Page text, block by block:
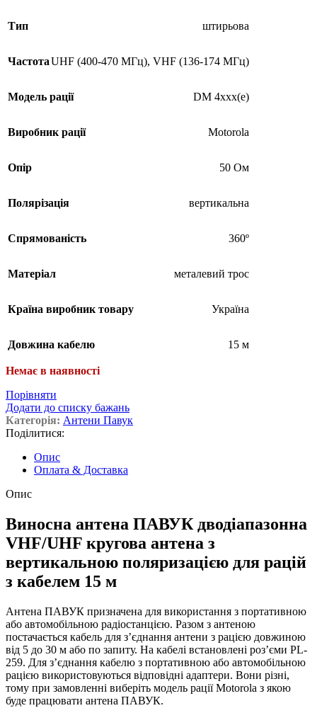
Тип штирьова
ЧастотаUHF (400-470 МГц), VHF (136-174 МГц)
Модель рації DM 4xxx(e)
Виробник рації Motorola
Опір 50 Ом
Полярізація вертикальна
Спрямованість 360º
Матеріал металевий трос
Країна виробник товару Україна
Довжина кабелю 15 м
Немає в наявності
Порівняти
Додати до списку бажань
Категорія: Антени Павук
Поділитися:
Опис
Оплата & Доставка
Опис
Виносна антена ПАВУК дводіапазонна
VHF/UHF кругова антена з
вертикальною поляризацією для рацій
з кабелем 15 м
Антена ПАВУК призначена для використання з портативною
або автомобільною радіостанцією. Разом з антеною
постачається кабель для з’єднання антени з рацією довжиною
від 5 до 30 м або по запиту. На кабелі встановлені роз’єми PL-
259. Для з’єднання кабелю з портативною або автомобільною
рацією використовуються відповідні адаптери. Вони різні,
тому при замовленні виберіть модель рації Motorola з якою
буде працювати антена ПАВУК.